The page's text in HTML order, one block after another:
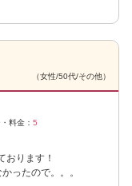
（女性/50代/その他）
料金： 5
おります！
ったので。。。